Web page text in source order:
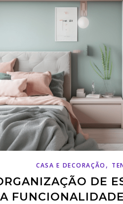
CASA E DECORAÇÃO ,
DE